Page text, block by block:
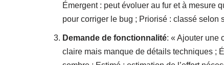
Émergent : peut évoluer au fur et à mesure
pour corriger le bug ; Priorisé : classé selon
Demande de fonctionnalité: « Ajouter une
claire mais manque de détails techniques ;